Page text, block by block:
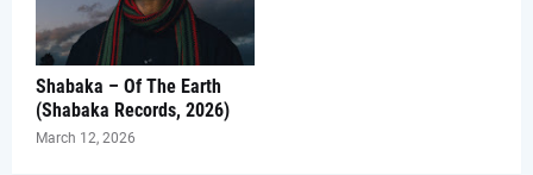
Shabaka – Of The Earth
(Shabaka Records, 2026)
March 12, 2026